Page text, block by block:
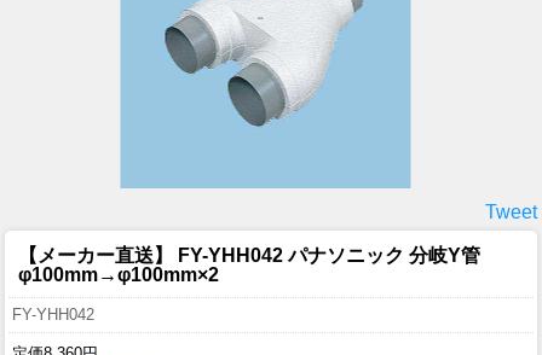
Tweet
【メーカー直送】 FY-YHH042 パナソニック 分岐Y管
φ100mm→φ100mm×2
FY-YHH042